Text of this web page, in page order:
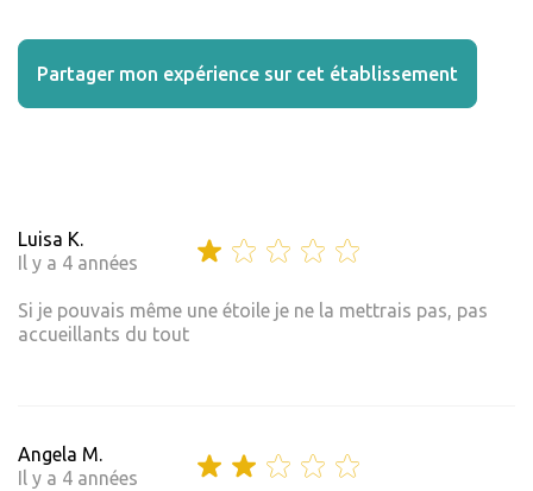
Partager mon expérience sur cet établissement
Luisa K.
Il y a 4 années
Si je pouvais même une étoile je ne la mettrais pas, pas
accueillants du tout
Angela M.
Il y a 4 années